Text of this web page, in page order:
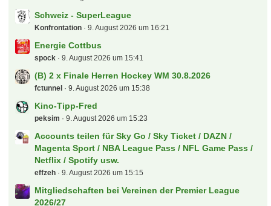
Letzte Beiträge
allgemein
hda 9. August 2026 um 16:57
Alles rund ums Laufen
Neu in eurer Community